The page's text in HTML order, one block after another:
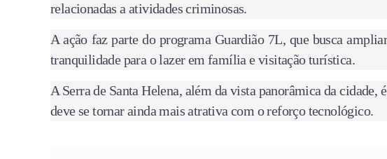
relacionadas a atividades criminosas.
A ação faz parte do programa Guardião 7L, que busca
tranquilidade para o lazer em família e visitação turística.
A Serra de Santa Helena, além da vista panorâmica da
deve se tornar ainda mais atrativa com o reforço tecnológico.